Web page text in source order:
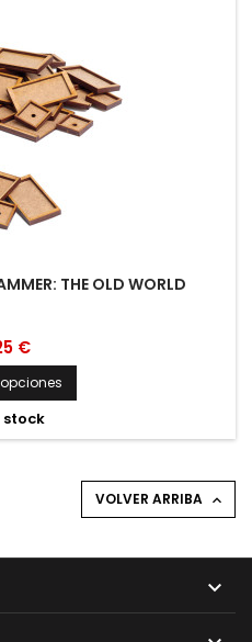
THE OLD WORLD
€
stock
VOLVER ARRIBA 
